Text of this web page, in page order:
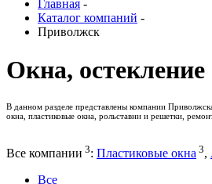
Главная -
Каталог компаний -
Приволжск
Окна,
В данном разделе представлены компании
окна, пластиковые окна, рольставни и решетки,
Все компании 3: Пластиковые окна 3,
Все